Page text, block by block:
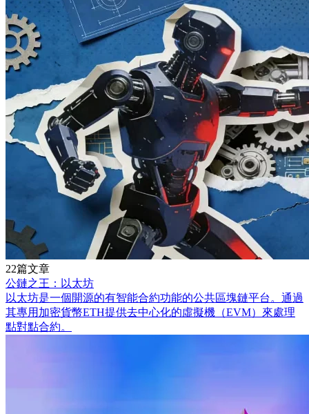
22篇文章
公鏈之王：以太坊
以太坊是一個開源的有智能合約功能的公共區塊鏈平台。通過
其專用加密貨幣ETH提供去中心化的虛擬機（EVM）來處理
點對點合約。